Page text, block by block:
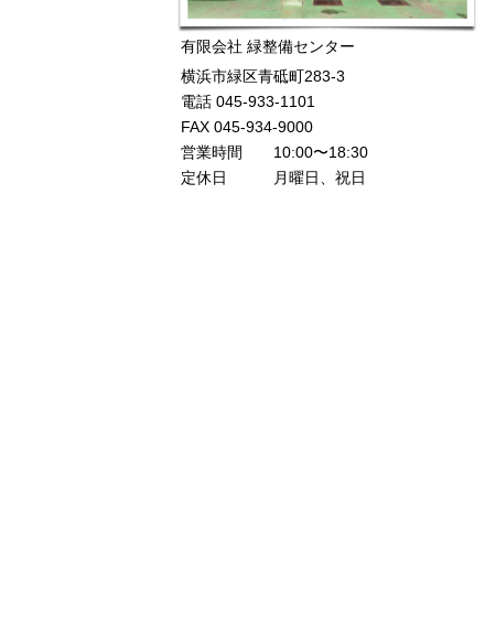
有限会社 緑整備センター
横浜市緑区青砥町283-3
電話 045-933-1101
FAX 045-934-9000
営業時間 10:00〜18:30
定休日 月曜日、祝日